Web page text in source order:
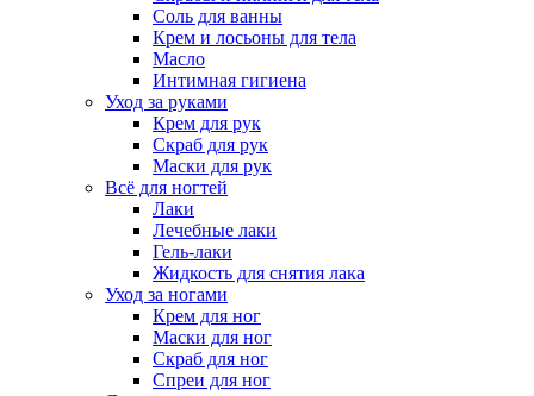
Соль для ванны
Крем и лосьоны для тела
Масло
Интимная гигиена
Уход за руками
Крем для рук
Скраб для рук
Маски для рук
Всё для ногтей
Лаки
Лечебные лаки
Гель-лаки
Жидкость для снятия лака
Уход за ногами
Крем для ног
Маски для ног
Скраб для ног
Спреи для ног